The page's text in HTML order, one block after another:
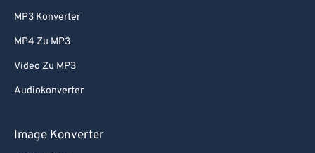
MP3 Konverter
MP4 Zu MP3
Video Zu MP3
Audiokonverter
Image Konverter